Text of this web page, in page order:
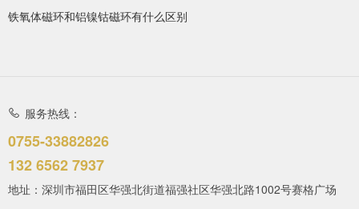
铁氧体磁环和铝镍钴磁环有什么区别
服务热线：
0755-33882826
132 6562 7937
地址：深圳市福田区华强北街道福强社区华强北路1002号赛格广场